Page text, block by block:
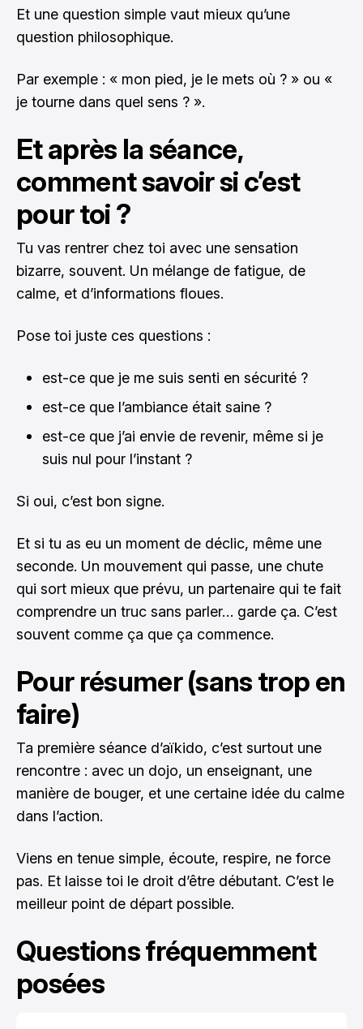
Et une question simple vaut mieux qu’une
question philosophique.
Par exemple : « mon pied, je le mets où ? » ou «
je tourne dans quel sens ? ».
Et après la séance,
comment savoir si c’est
pour toi ?
Tu vas rentrer chez toi avec une sensation
bizarre, souvent. Un mélange de fatigue, de
calme, et d’informations floues.
Pose toi juste ces questions :
est-ce que je me suis senti en sécurité ?
est-ce que l’ambiance était saine ?
est-ce que j’ai envie de revenir, même si je
suis nul pour l’instant ?
Si oui, c’est bon signe.
Et si tu as eu un moment de déclic, même une
seconde. Un mouvement qui passe, une chute
qui sort mieux que prévu, un partenaire qui te fait
comprendre un truc sans parler… garde ça. C’est
souvent comme ça que ça commence.
Pour résumer (sans trop en
faire)
Ta première séance d’aïkido, c’est surtout une
rencontre : avec un dojo, un enseignant, une
manière de bouger, et une certaine idée du calme
dans l’action.
Viens en tenue simple, écoute, respire, ne force
pas. Et laisse toi le droit d’être débutant. C’est le
meilleur point de départ possible.
Questions fréquemment
posées